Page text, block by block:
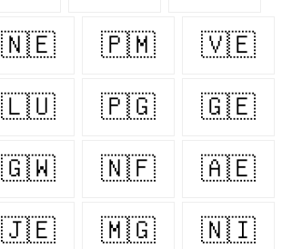
🇳🇪 🇵🇲 🇻🇪
🇱🇺 🇵🇬 🇬🇪
🇬🇼 🇳🇫 🇦🇪
🇯🇪 🇲🇬 🇳🇮